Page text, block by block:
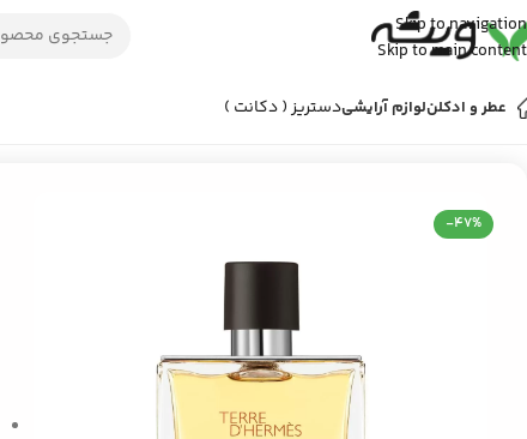
Skip to navigation
Skip to main content
عطر و ادکلنلوازم آرایشیدستریز ( دکانت )
-47%